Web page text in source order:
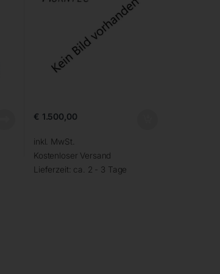
€ 1.500,00
inkl. MwSt.
Kostenloser Versand
Lieferzeit: ca. 2 - 3 Tage